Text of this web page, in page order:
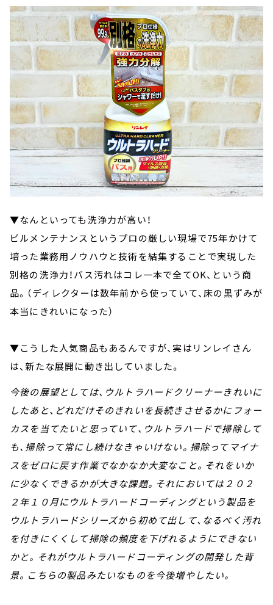
▼なんといっても洗浄力が高い！
ビルメンテナンスというプロの厳しい現場で75年かけて
培った業務用ノウハウと技術を結集することで実現した
別格の洗浄力！バス汚れはコレ一本で全てOK、という商
品。（ディレクターは数年前から使っていて、床の黒ずみが
本当にきれいになった）
▼こうした人気商品もあるんですが、実はリンレイさん
は、新たな展開に動き出していました。
今後の展望としては、ウルトラハードクリーナーきれいに
したあと、どれだけそのきれいを長続きさせるかにフォー
カスを当てたいと思っていて、ウルトラハードで掃除して
も、掃除って常にし続けなきゃいけない。掃除ってマイナ
スをゼロに戻す作業でなかなか大変なこと。それをいか
に少なくできるかが大きな課題。それにおいては２０２
２年１０月にウルトラハードコーディングという製品を
ウルトラハードシリーズから初めて出して、なるべく汚れ
を付きにくくして掃除の頻度を下げれるようにできない
かと。それがウルトラハードコーティングの開発した背
景。こちらの製品みたいなものを今後増やしたい。